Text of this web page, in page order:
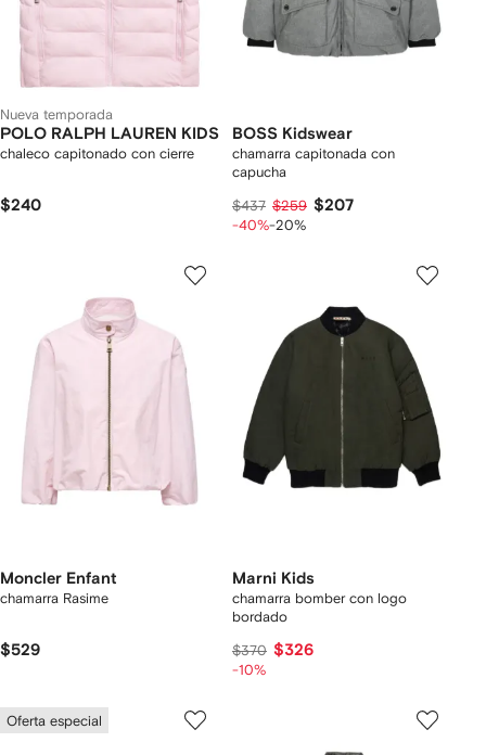
Nueva temporada
POLO RALPH LAUREN KIDS
chaleco capitonado con cierre
$240
BOSS Kidswear
chamarra capitonada con
capucha
$437 $259 $207
-40%-20%
Moncler Enfant
chamarra Rasime
$529
Marni Kids
chamarra bomber con logo
bordado
$370 $326
-10%
Oferta especial